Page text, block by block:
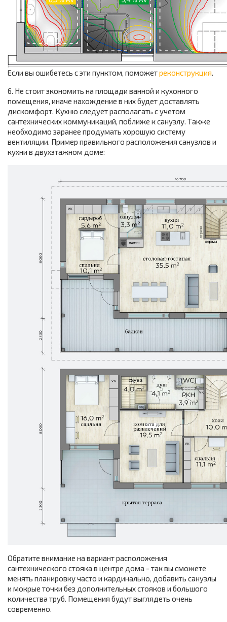
Если вы ошибетесь с эти пунктом, поможетреконструкция
6. Не стоит экономить на площади ванной и кухонного
помещения, иначе нахождение в них будет доставлять
дискомфорт. Кухню следует располагать с учетом
сантехнических коммуникаций, поближе к санузлу. Также
необходимо заранее продумать хорошую систему
вентиляции. Пример правильного расположения санузлов и
кухни в двухэтажном доме:
Обратите внимание на вариант расположения
сантехнического стояка в центре дома - так вы сможете
менять планировку часто и кардинально, добавить санузлы
и мокрые точки без дополнительных стояков и большого
количества труб. Помещения будут выглядеть очень
современно.